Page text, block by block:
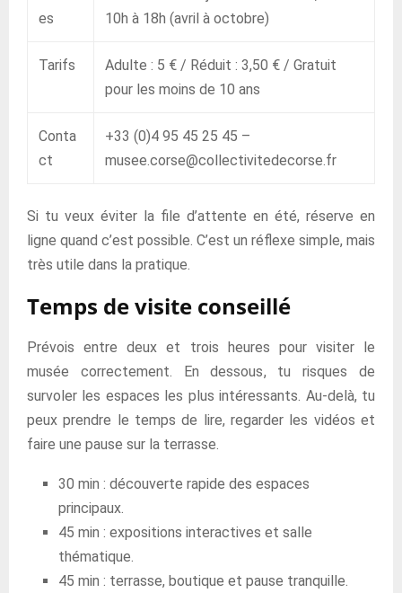
es
10h à 18h (avril à octobre)
Tarifs
Adulte : 5 € / Réduit : 3,50 € / Gratuit
pour les moins de 10 ans
Conta
ct
+33 (0)4 95 45 25 45 –
musee.corse@collectivitedecorse.fr
Si tu veux éviter la file d’attente en été, réserve en
ligne quand c’est possible. C’est un réflexe simple, mais
très utile dans la pratique.
Temps de visite conseillé
Prévois entre deux et trois heures pour visiter le
musée correctement. En dessous, tu risques de
survoler les espaces les plus intéressants. Au-delà, tu
peux prendre le temps de lire, regarder les vidéos et
faire une pause sur la terrasse.
30 min : découverte rapide des espaces
principaux.
45 min : expositions interactives et salle
thématique.
45 min : terrasse, boutique et pause tranquille.